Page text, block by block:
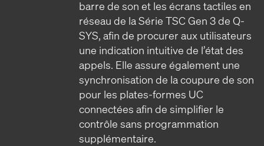
barre de son et les écrans tactiles en
réseau de la Série TSC Gen 3 de Q-
SYS, afin de procurer aux utilisateurs
une indication intuitive de l’état des
appels. Elle assure également une
synchronisation de la coupure de son
pour les plates-formes UC
connectées afin de simplifier le
contrôle sans programmation
supplémentaire.